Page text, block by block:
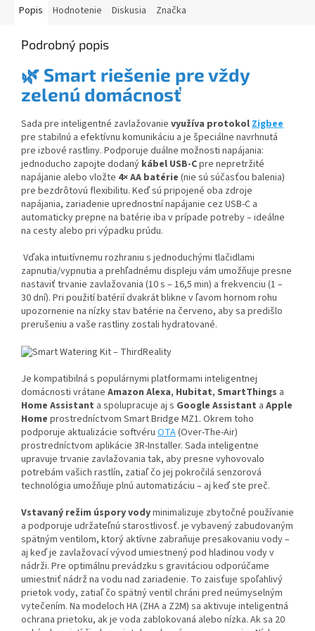
Popis Hodnotenie Diskusia Značka
Podrobný popis
🌿 Smart riešenie pre vždy
zelenú domácnosť
Sada pre inteligentné zavlažovanie využíva protokolZigbee
pre stabilnú a efektívnu komunikáciu a je špeciálne navrhnutá
pre izbové rastliny. Podporuje duálne možnosti napájania:
jednoducho zapojte dodaný kábel USB-Cpre nepretržité
napájanie alebo vložte 4× AA batérie (nie sú súčasťou balenia)
pre bezdrôtovú flexibilitu. Keď sú pripojené oba zdroje
napájania, zariadenie uprednostní napájanie cez USB-C a
automaticky prepne na batérie iba v prípade potreby – ideálne
na cesty alebo pri výpadku prúdu.
Vďaka intuitívnemu rozhraniu s jednoduchými tlačidlami
zapnutia/vypnutia a prehľadnému displeju vám umožňuje presne
nastaviť trvanie zavlažovania (10 s – 16,5 min) a frekvenciu (1 –
30 dní). Pri použití batérií dvakrát blikne v ľavom hornom rohu
upozornenie na nízky stav batérie na červeno, aby sa predišlo
prerušeniu a vaše rastliny zostali hydratované.
Je kompatibilná s populárnymi platformami inteligentnej
domácnosti vrátane Amazon Alexa, Hubitat, SmartThings a
Home Assistant a spolupracuje aj s Google Assistant a Apple
Home prostredníctvom Smart Bridge MZ1. Okrem toho
podporuje aktualizácie softvéru OTA(Over-The-Air)
prostredníctvom aplikácie 3R-Installer. Sada inteligentne
upravuje trvanie zavlažovania tak, aby presne vyhovovalo
potrebám vašich rastlín, zatiaľ čo jej pokročilá senzorová
technológia umožňuje plnú automatizáciu – aj keď ste preč.
Vstavaný režim úspory vodyminimalizuje zbytočné používanie
a podporuje udržateľnú starostlivosť. je vybavený zabudovaným
spätným ventilom, ktorý aktívne zabraňuje presakovaniu vody –
aj keď je zavlažovací vývod umiestnený pod hladinou vody v
nádrži. Pre optimálnu prevádzku s gravitáciou odporúčame
umiestniť nádrž na vodu nad zariadenie. To zaisťuje spoľahlivý
prietok vody, zatiaľ čo spätný ventil chráni pred neúmyselným
vytečením. Na modeloch HA (ZHA a Z2M) sa aktivuje inteligentná
ochrana prietoku, ak je voda zablokovaná alebo nízka. Ak sa 20